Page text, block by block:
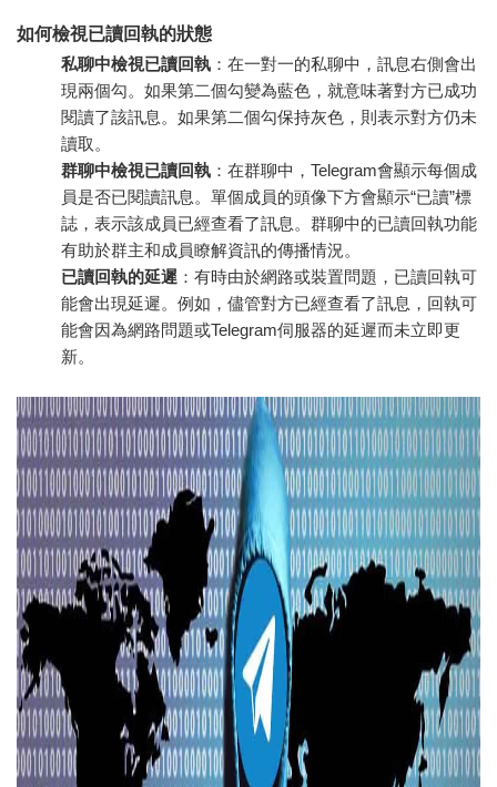
如何檢視已讀回執的狀態
私聊中檢視已讀回執 ：在一對一的私聊中，訊息右側會出
現兩個勾。如果第二個勾變為藍色，就意味著對方已成功
閱讀了該訊息。如果第二個勾保持灰色，則表示對方仍未
讀取。
群聊中檢視已讀回執 ：在群聊中，Telegram會顯示每個成
員是否已閱讀訊息。單個成員的頭像下方會顯示“已讀”標
誌，表示該成員已經查看了訊息。群聊中的已讀回執功能
有助於群主和成員瞭解資訊的傳播情況。
已讀回執的延遲 ：有時由於網路或裝置問題，已讀回執可
能會出現延遲。例如，儘管對方已經查看了訊息，回執可
能會因為網路問題或Telegram伺服器的延遲而未立即更
新。